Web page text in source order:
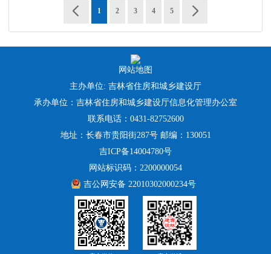
1 2 3 4 5
网站地图
主办单位: 吉林省住房和城乡建设厅
承办单位：吉林省住房和城乡建设厅信息化管理办公室
联系电话：0431-82752600
地址：长春市贵阳街287号 邮编：130051
吉ICP备14004780号
网站标识码：2200000054
吉公网安备 22010302000234号